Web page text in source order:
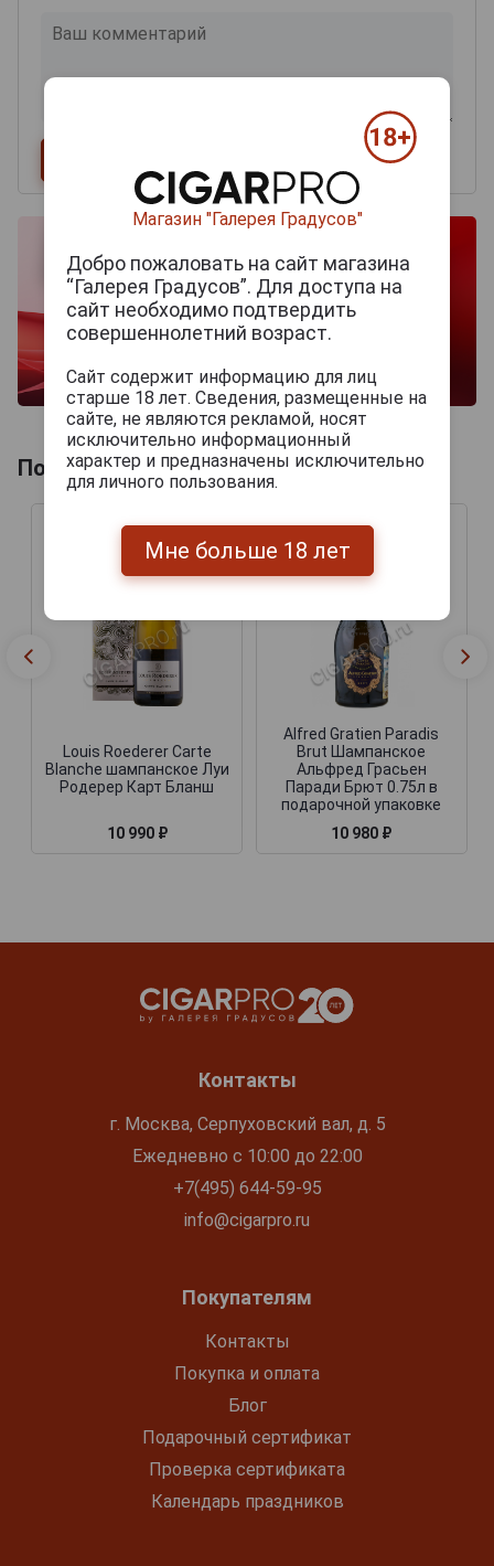
Похожие Шампанские
Louis Roederer Carte
Blanche шампанское Луи
Родерер Карт Бланш
10 990 ₽
Alfred Gratien Paradis
Brut Шампанское
Альфред Грасьен
Паради Брют 0.75л в
подарочной упаковке
10 980 ₽
Контакты
г. Москва, Серпуховский вал, д. 5
Ежедневно с 10:00 до 22:00
+7(495) 644-59-95
info@cigarpro.ru
Покупателям
Контакты
Покупка и оплата
Блог
Подарочный сертификат
Проверка сертификата
Календарь праздников
Магазин "Галерея Градусов"
Добро пожаловать на сайт магазина
“Галерея Градусов”. Для доступа на
сайт необходимо подтвердить
совершеннолетний возраст.
Сайт содержит информацию для лиц
старше 18 лет. Сведения, размещенные на
сайте, не являются рекламой, носят
исключительно информационный
характер и предназначены исключительно
для личного пользования.
Мне больше 18 лет